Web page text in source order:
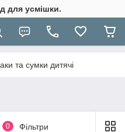
для усмішки.
та сумки дитячі
0 Фільтри